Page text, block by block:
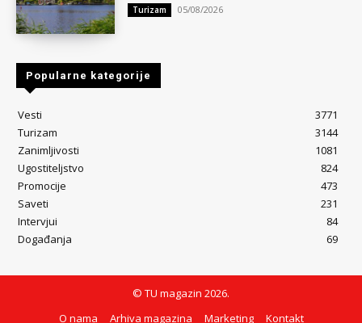
Turizam 05/08/2026
Popularne kategorije
Vesti
3771
Turizam
3144
Zanimljivosti
1081
Ugostiteljstvo
824
Promocije
473
Saveti
231
Intervjui
84
Događanja
69
© TU magazin 2026.
O nama
Arhiva magazina Marketing Kontakt